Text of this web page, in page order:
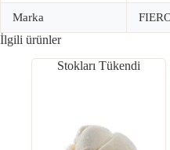
Marka
İlgili ürünler
Stokları Tükendi